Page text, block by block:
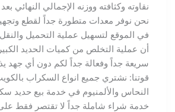
نقاوته وكثافته ووزنه الإجمالي النهائي
نحن نوفر معدات متطورة جداً لقطع
في الموقع لتسهيل عملية التحميل
أن عملية التخلص من كميات الحديد
سريعة جداً وفعالة جداً لكم دون أي جهد
قوتنا: نشتري جميع انواع السكراب
النحاس والألمنيوم في خدمة بيع حديد
خدمة شراء شاملة جداً لا تقتصر فقط على